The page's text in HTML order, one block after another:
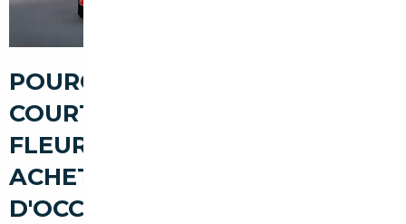
POURQUOI PASSER PAR UN
COURTIER AUTOMOBILE À
FLEURY-MÉROGIS POUR
ACHETER UNE VOITURE
D'OCCASION (FIABILITÉ,